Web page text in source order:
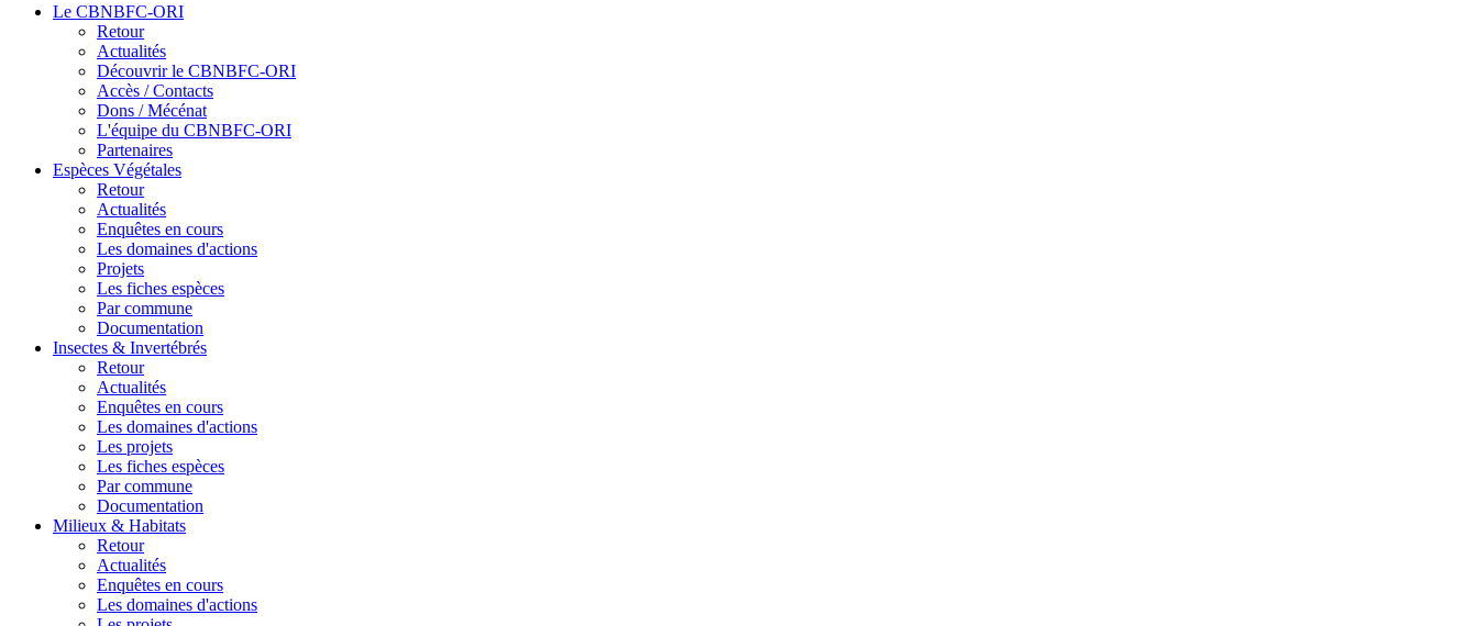
Le CBNBFC-ORI
Retour
Actualités
Découvrir le CBNBFC-ORI
Accès / Contacts
Dons / Mécénat
L'équipe du CBNBFC-ORI
Partenaires
Espèces Végétales
Retour
Actualités
Enquêtes en cours
Les domaines d'actions
Projets
Les fiches espèces
Par commune
Documentation
Insectes & Invertébrés
Retour
Actualités
Enquêtes en cours
Les domaines d'actions
Les projets
Les fiches espèces
Par commune
Documentation
Milieux & Habitats
Retour
Actualités
Enquêtes en cours
Les domaines d'actions